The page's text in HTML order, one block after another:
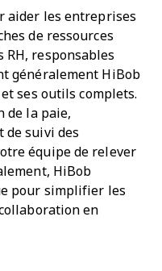
aider les entreprises
de ressources
RH, responsables
généralement HiBob
ses outils complets.
de la paie,
de suivi des
équipe de relever
HiBob
pour simplifier les
en